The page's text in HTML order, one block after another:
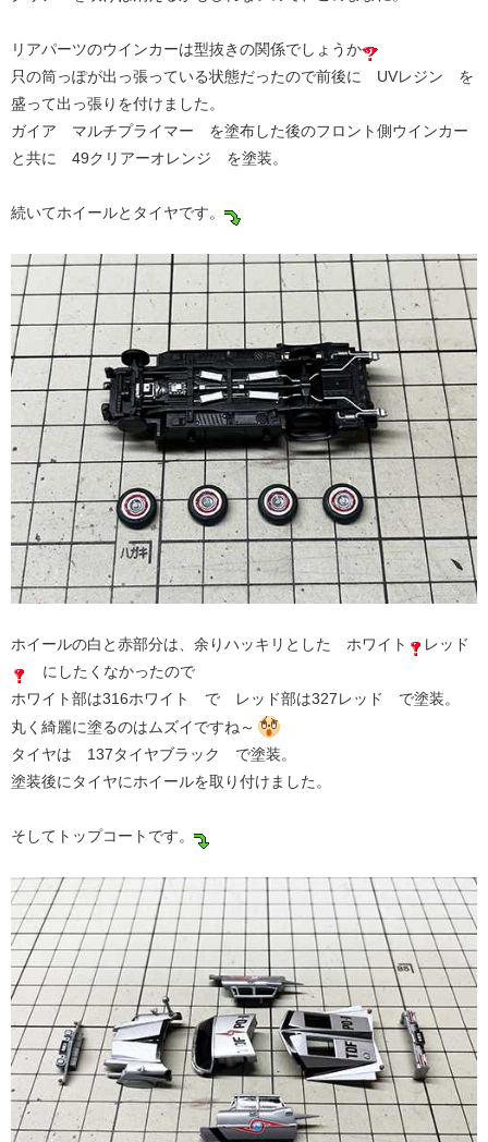
リアパーツのウインカーは型抜きの関係でしょうか
只の筒っぽが出っ張っている状態だったので前後に UVレジン を
盛って出っ張りを付けました。
ガイア マルチプライマー を塗布した後のフロント側ウインカー
と共に 49クリアーオレンジ を塗装。
続いてホイールとタイヤです。
ホイールの白と赤部分は、余りハッキリとした ホワイト
レッド
にしたくなかったので
ホワイト部は316ホワイト で レッド部は327レッド で塗装。
丸く綺麗に塗るのはムズイですね～
タイヤは 137タイヤブラック で塗装。
塗装後にタイヤにホイールを取り付けました。
そしてトップコートです。